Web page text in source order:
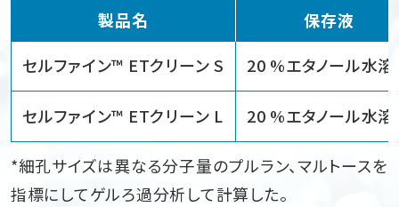
製品名
保存液
セルファイン™ ETクリーン S
20 %エタノール水
セルファイン™ ETクリーン L 20 %エタノール水
*細孔サイズは異なる分子量のプルラン、マルトースを
指標にしてゲルろ過分析して計算した。